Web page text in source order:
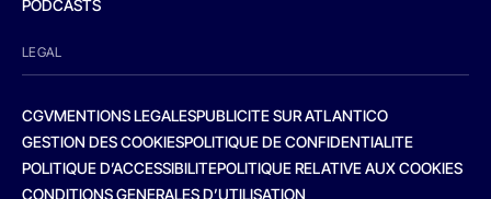
PODCASTS
LEGAL
CGVMENTIONS LEGALESPUBLICITE SUR ATLANTICO
GESTION DES COOKIESPOLITIQUE DE CONFIDENTIALITE
POLITIQUE D’ACCESSIBILITEPOLITIQUE RELATIVE AUX COOKIES
CONDITIONS GENERALES D’UTILISATION